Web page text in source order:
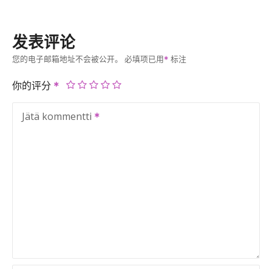
发表评论
您的电子邮箱地址不会被公开。 必填项已用 标注
你的评分
Jätä kommentti